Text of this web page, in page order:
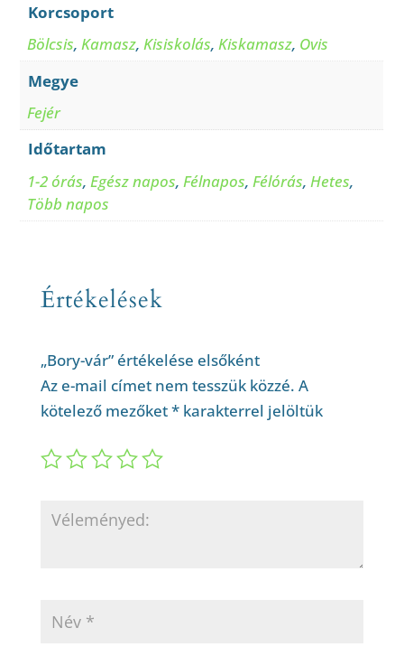
Korcsoport
Bölcsis,Kamasz,Kisiskolás,Kiskamasz, Ovis
Megye
Fejér
Időtartam
1-2 órás,Egész napos,Félnapos,Félórás,Hetes,
Több napos
Értékelések
„Bory-vár” értékelése elsőként
Az e-mail címet nem tesszük közzé. A
kötelező mezőket*karakterrel jelöltük